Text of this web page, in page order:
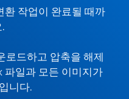
환 작업이 완료될 때까
로드하고 압축을 해제
파일과 모든 이미지가
니다.